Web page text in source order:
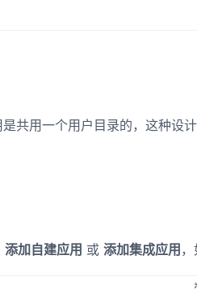
共用一个用户目录的，这种设
添加自建应用 或 添加集成应用